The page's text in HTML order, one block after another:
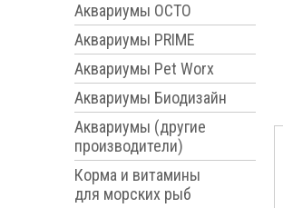
Аквариумы OCTO
Аквариумы PRIME
Аквариумы Pet Worx
Аквариумы Биодизайн
Аквариумы (другие
производители)
Корма и витамины
для морских рыб